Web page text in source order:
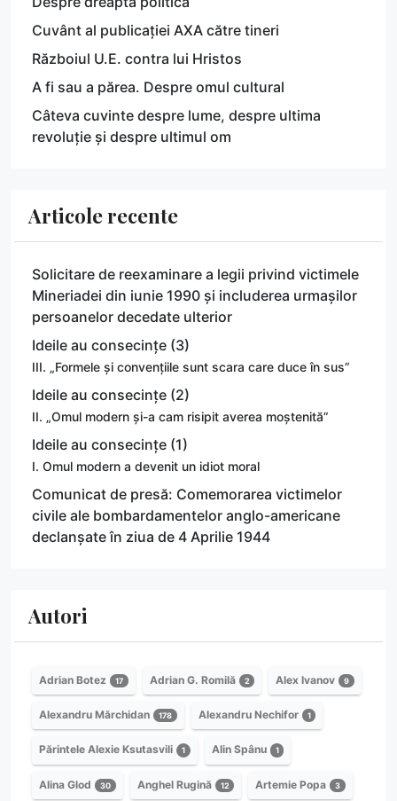
Cuvânt al publicației AXA către tineri
Războiul U.E. contra lui Hristos
A fi sau a părea. Despre omul cultural
Câteva cuvinte despre lume, despre ultima
revoluție și despre ultimul om
Articole recente
Solicitare de reexaminare a legii privind victimele
Mineriadei din iunie 1990 și includerea urmașilor
persoanelor decedate ulterior
Ideile au consecințe (3)
III. „Formele și convențiile sunt scara care duce în sus”
Ideile au consecințe (2)
II. „Omul modern și-a cam risipit averea moștenită”
Ideile au consecințe (1)
I. Omul modern a devenit un idiot moral
Comunicat de presă: Comemorarea victimelor
civile ale bombardamentelor anglo-americane
declanșate în ziua de 4 Aprilie 1944
Autori
Adrian Botez 17 Adrian G. Romilă 2 Alex Ivanov 9
Alexandru Mărchidan 178 Alexandru Nechifor 1
Părintele Alexie Ksutasvili 1 Alin Spânu 1
Alina Glod 30 Anghel Rugină 12 Artemie Popa 3